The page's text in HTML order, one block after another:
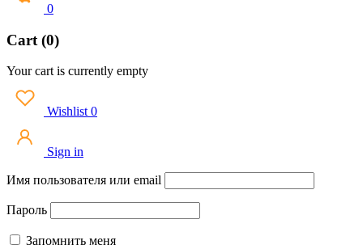
0
Cart (0)
Your cart is currently empty
Wishlist 0
Sign in
Имя пользователя или email
Пароль
Запомнить меня